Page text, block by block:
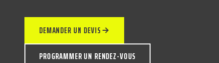
DEMANDER UN DEVIS
PROGRAMMER UN RENDEZ-VOUS